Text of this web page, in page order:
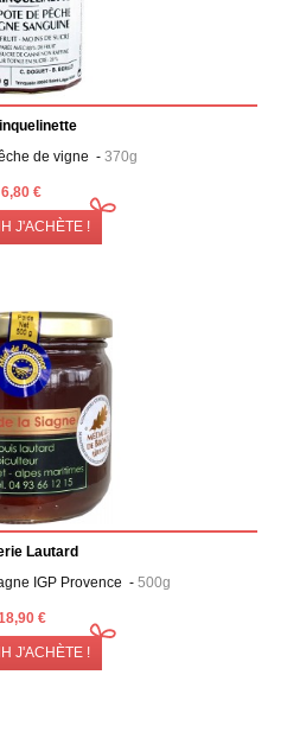
de vigne - 370g
6,80 €
J'ACHÈTE !
Lautard
IGP Provence - 500g
€
J'ACHÈTE !